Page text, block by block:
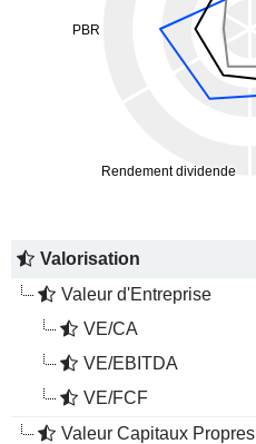
Valorisation
Valeur d'Entreprise
VE/CA
VE/EBITDA
VE/FCF
Valeur Capitaux Propres